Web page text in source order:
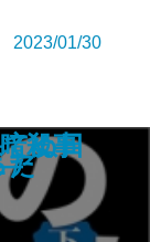
い―
語―
01/30
―
殺事
ア
ぬ日
た